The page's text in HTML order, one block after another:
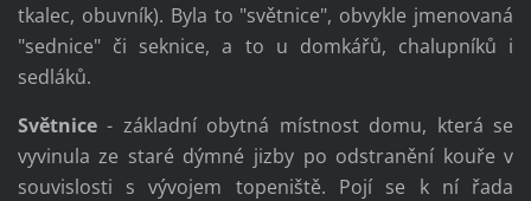
tkalec, obuvník). Byla to "světnice", obvykle jmenovaná
"sednice" či seknice, a to u domkářů, chalupníků i
sedláků.
Světnice- základní obytná místnost domu, která se
vyvinula ze staré dýmné jizby po odstranění kouře v
souvislosti s vývojem topeniště. Pojí se k ní řada